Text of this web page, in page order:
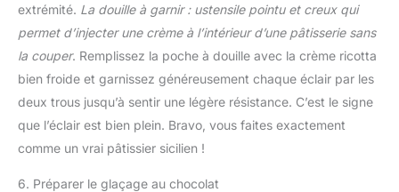
extrémité. La douille à garnir : ustensile pointu et creux qui
permet d’injecter une crème à l’intérieur d’une pâtisserie sans
la couper. Remplissez la poche à douille avec la crème ricotta
bien froide et garnissez généreusement chaque éclair par les
deux trous jusqu’à sentir une légère résistance. C’est le signe
que l’éclair est bien plein. Bravo, vous faites exactement
comme un vrai pâtissier sicilien !
6. Préparer le glaçage au chocolat